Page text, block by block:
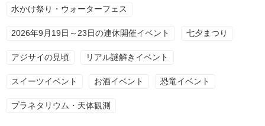
水かけ祭り・ウォーターフェス
2026年9月19日～23日の連休開催イベント 七夕まつり
アジサイの見頃 リアル謎解きイベント
スイーツイベント お酒イベント 恐竜イベント
プラネタリウム・天体観測